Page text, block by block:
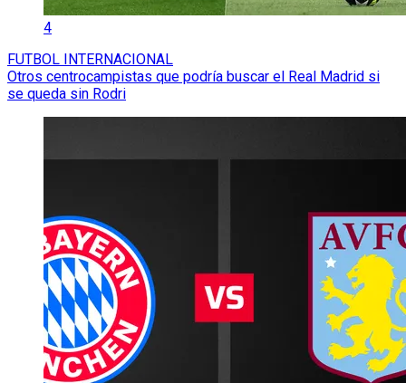
4
FUTBOL INTERNACIONAL
Otros centrocampistas que podría buscar el Real Madrid si
se queda sin Rodri